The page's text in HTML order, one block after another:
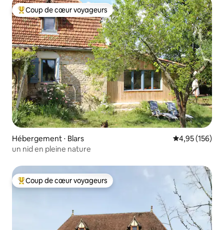
Coups de cœur voyageurs les plus appréciés
Coup de cœur voyageurs
Hébergement ⋅ Blars Évaluation
4,95 (156)
un nid en pleine nature
Coups de cœur voyageurs les plus appréciés
Coup de cœur voyageurs